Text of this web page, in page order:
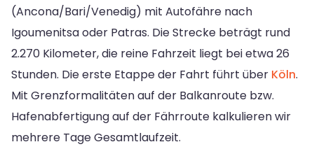
(Ancona/Bari/Venedig) mit Autofähre nach
Igoumenitsa oder Patras. Die Strecke beträgt rund
2.270 Kilometer, die reine Fahrzeit liegt bei etwa 26
Stunden. Die erste Etappe der Fahrt führt über Köln.
Mit Grenzformalitäten auf der Balkanroute bzw.
Hafenabfertigung auf der Fährroute kalkulieren wir
mehrere Tage Gesamtlaufzeit.